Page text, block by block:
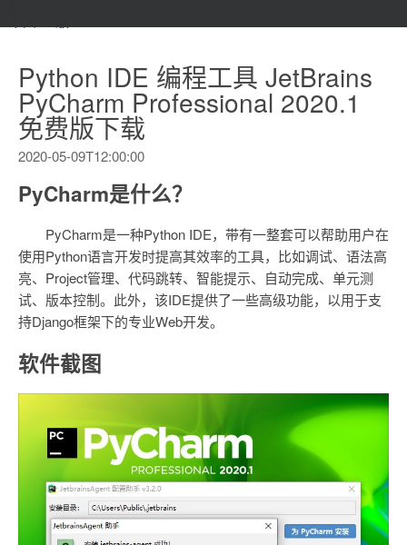
Python IDE 编程工具 JetBrains
PyCharm Professional 2020.1
免费版下载
2020-05-09T12:00:00
PyCharm是什么？
PyCharm是一种Python IDE，带有一整套可以帮助用户在
使用Python语言开发时提高其效率的工具，比如调试、语法高
亮、Project管理、代码跳转、智能提示、自动完成、单元测
试、版本控制。此外，该IDE提供了一些高级功能，以用于支
持Django框架下的专业Web开发。
软件截图